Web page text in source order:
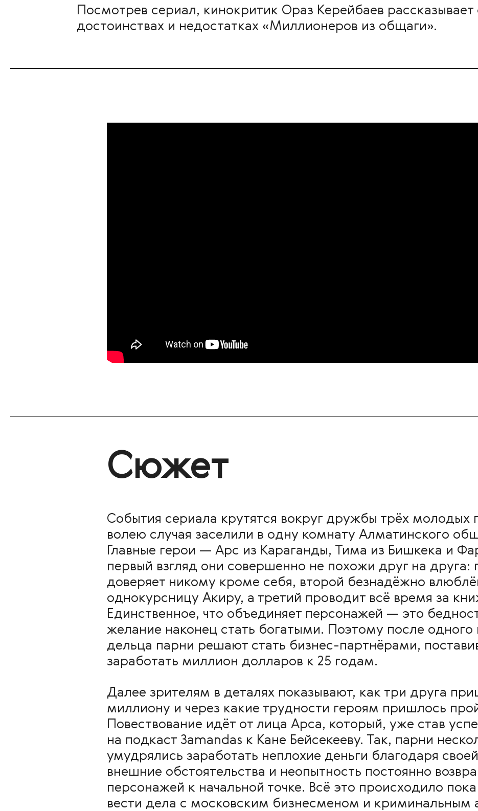
Посмотрев сериал, кинокритик Ораз Керейбаев рассказывает
достоинствах и недостатках «Миллионеров из общаги».
Сюжет
События сериала крутятся вокруг дружбы трёх молодых
волею случая заселили в одну комнату Алматинского
Главные герои — Арс из Караганды, Тима из Бишкека и
первый взгляд они совершенно не похожи друг на друга:
доверяет никому кроме себя, второй безнадёжно
однокурсницу Акиру, а третий проводит всё время за
Единственное, что объединяет персонажей — это
желание наконец стать богатыми. Поэтому после одного
дельца парни решают стать бизнес-партнёрами,
заработать миллион долларов к 25 годам.
Далее зрителям в деталях показывают, как три друга
миллиону и через какие трудности героям пришлось
Повествование идёт от лица Арса, который, уже став
на подкаст Зamandas к Кане Бейсекееву. Так, парни
умудрялись заработать неплохие деньги благодаря
внешние обстоятельства и неопытность постоянно
персонажей к начальной точке. Всё это происходило
вести дела с московским бизнесменом и криминальным